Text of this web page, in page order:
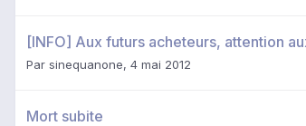
[INFO] Aux futurs acheteurs, attention
Par sinequanone, 4 mai 2012
Mort subite